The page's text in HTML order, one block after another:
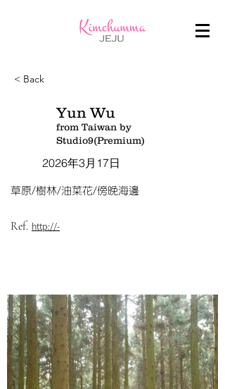
< Back
Yun Wu
from Taiwan by
Studio9(Premium)
2026年3月17日
草原/樹林/油菜花/傍晚海邊
Ref. http://-